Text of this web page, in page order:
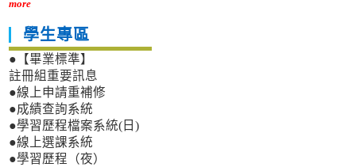
more
學生專區
●【畢業標準】
註冊組重要訊息
●線上申請重補修
●成績查詢系統
●學習歷程檔案系統(日)
●線上選課系統
●學習歷程（夜）